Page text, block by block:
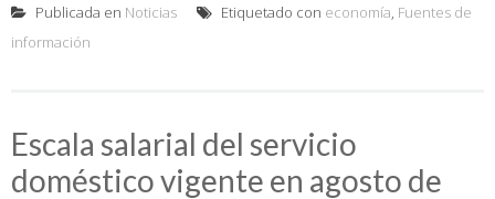
Publicada en Noticias Etiquetado con economía, Fuentes de
información
Escala salarial del servicio
doméstico vigente en agosto de